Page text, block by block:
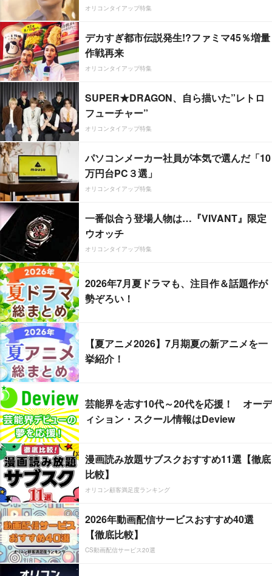
オリコンタイアップ特集
デカすぎ都市伝説発生!?ファミマ45％増量
作戦再来
オリコンタイアップ特集
SUPER★DRAGON、自ら描いた”レトロ
フューチャー”
オリコンタイアップ特集
パソコンメーカー社員が本気で選んだ「10
万円台PC３選」
オリコンタイアップ特集
一番似合う登場人物は…『VIVANT』限定
ウオッチ
オリコンタイアップ特集
2026年7月夏ドラマも、注目作＆話題作が
勢ぞろい！
【夏アニメ2026】7月期夏の新アニメを一
挙紹介！
芸能界を志す10代～20代を応援！ オーデ
ィション・スクール情報はDeview
漫画読み放題サブスクおすすめ11選【徹底
比較】
オリコン顧客満足度ランキング
2026年動画配信サービスおすすめ40選
【徹底比較】
CS動画配信サービス20選